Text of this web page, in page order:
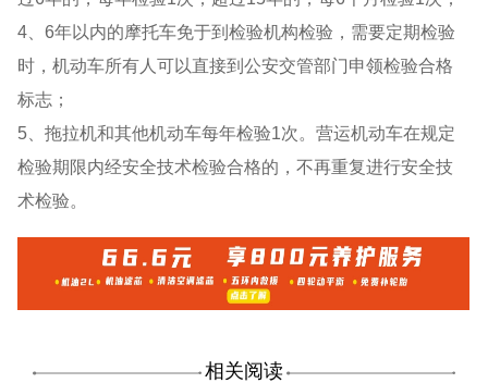
4、6年以内的摩托车免于到检验机构检验，需要定期检验
时，机动车所有人可以直接到公安交管部门申领检验合格
标志；
5、拖拉机和其他机动车每年检验1次。营运机动车在规定
检验期限内经安全技术检验合格的，不再重复进行安全技
术检验。
相关阅读